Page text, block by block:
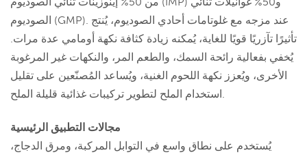
الصوديوم (GMP). عند مزجه مع غلوتامات أحادي الصوديوم، يُنتج
تأثيرًا تآزريًا قويًا للغاية، يُمكنه زيادة كثافة نكهة أومامي عدة مرات.
يُخفي بفعالية رائحة السمك، والطعم المر، والنكهات غير المرغوبة
الأخرى، ويُعزز نكهة اللحوم الغنية، ويُساعد المُصنّعين على تقليل
استخدام الملح لتطوير تركيبات غذائية قليلة الملح.
مجالات التطبيق الرئيسية
يُستخدم على نطاق واسع في التوابل المركبة، ومرق الدجاج،